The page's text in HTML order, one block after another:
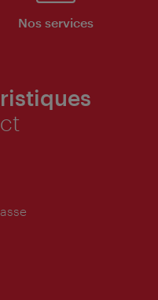
Nos services